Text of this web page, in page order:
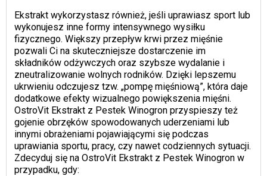
Ekstrakt wykorzystasz również, jeśli uprawiasz sport lub
wykonujesz inne formy intensywnego wysiłku
fizycznego. Większy przepływ krwi przez mięśnie
pozwali Ci na skuteczniejsze dostarczenie im
składników odżywczych oraz szybsze wydalanie i
zneutralizowanie wolnych rodników. Dzięki lepszemu
ukrwieniu odczujesz tzw. „pompę mięśniową”, która daje
dodatkowe efekty wizualnego powiększenia mięśni.
OstroVit Ekstrakt z Pestek Winogron przyspieszy też
gojenie obrzęków spowodowanych uderzeniami lub
innymi obrażeniami pojawiającymi się podczas
uprawiania sportu, pracy, czy nawet codziennych sytuacji.
Zdecyduj się na OstroVit Ekstrakt z Pestek Winogron w
przypadku, gdy: